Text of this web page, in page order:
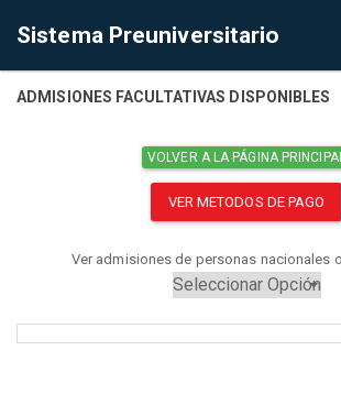
Sistema Preuniversitario
ADMISIONES FACULTATIVAS DISPONIBLES
VOLVER A LA PÁGINA PRINCIPAL
VER METODOS DE PAGO
Ver admisiones de personas nacionales